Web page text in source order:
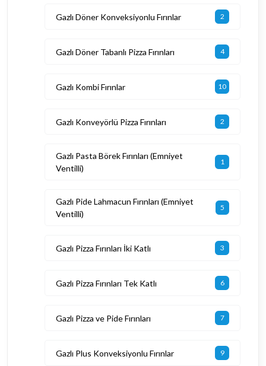
Gazlı Döner Konveksiyonlu Fırınlar 2
Gazlı Döner Tabanlı Pizza Fırınları 4
Gazlı Kombi Fırınlar 10
Gazlı Konveyörlü Pizza Fırınları 2
Gazlı Pasta Börek Fırınları (Emniyet
Ventilli)
1
Gazlı Pide Lahmacun Fırınları (Emniyet
Ventilli)
5
Gazlı Pizza Fırınları İki Katlı 3
Gazlı Pizza Fırınları Tek Katlı 6
Gazlı Pizza ve Pide Fırınları 7
Gazlı Plus Konveksiyonlu Fırınlar 9